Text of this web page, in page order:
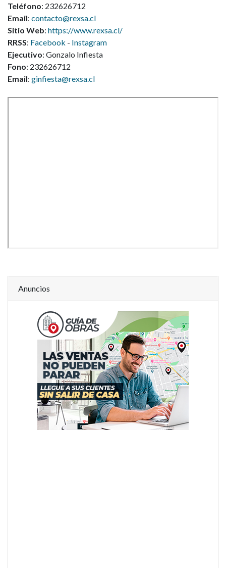
Teléfono: 232626712
Email: contacto@rexsa.cl
Sitio Web: https://www.rexsa.cl/
RRSS: Facebook - Instagram
Ejecutivo: Gonzalo Infiesta
Fono: 232626712
Email: ginfiesta@rexsa.cl
Anuncios